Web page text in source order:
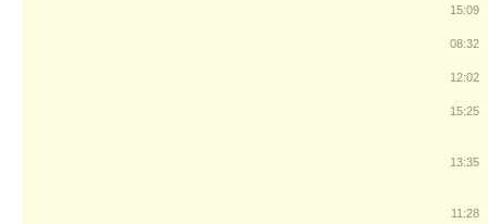
15:09
08:32
12:02
15:25
13:35
11:28